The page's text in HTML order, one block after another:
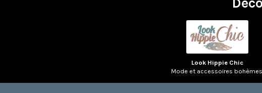
Look Hippie Chic
Mode et accessoires bohèmes.